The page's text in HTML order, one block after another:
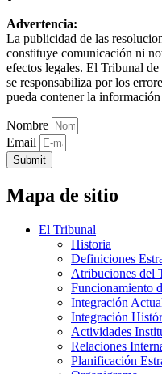
Advertencia:
La publicidad de las
constituye comunicación ni
efectos legales. El Tribunal
se responsabiliza por los
pueda contener la
Nombre
Email
Submit
Mapa de sitio
El Tribunal
Historia
Definiciones
Atribuciones del
Funcionamiento
Integración
Integración
Actividades
Relaciones
Planificación